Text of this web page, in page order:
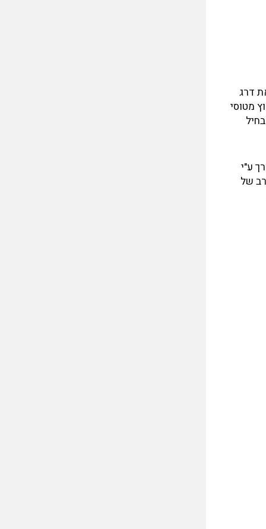
דרג
מטוסי
ע"י
מטוסי הקרב של